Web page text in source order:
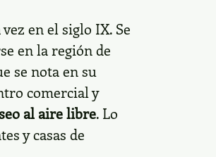
en el siglo IX. Se
en la región de
se nota en su
comercial y
al aire libre. Lo
y casas de